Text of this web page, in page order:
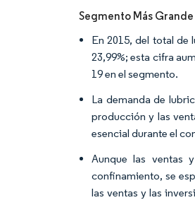
Segmento Más
En 2015, del total de
23,99%; esta cifra
19 en el segmento.
La demanda de
producción y las
esencial durante el
Aunque las ventas
confinamiento, se
las ventas y las